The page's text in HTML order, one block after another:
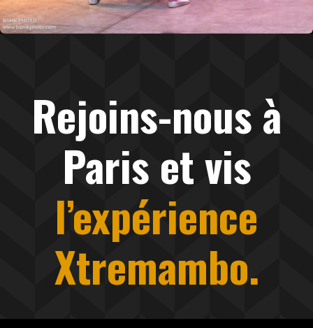
Rejoins-nous à
Paris et vis
l’expérience
Xtremambo.